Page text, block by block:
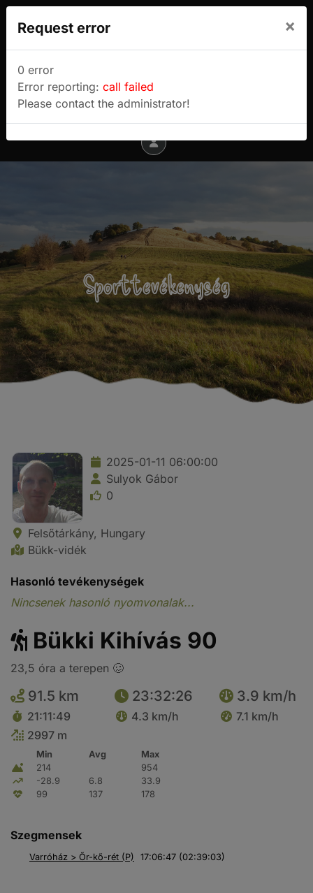
Sulyok Gábor túrablogja
Menu
Sporttevékenység
2025-01-11 06:00:00
Sulyok Gábor
0
Felsőtárkány, Hungary
Bükk-vidék
Hasonló tevékenységek
Nincsenek hasonló nyomvonalak...
Bükki Kihívás 90
23,5 óra a terepen 🥴
91.5 km 23:32:26 3.9 km/h
21:11:49 4.3 km/h
7.1 km/h
2997 m
Min Avg
Max
214
954
-28.9
6.8
33.9
99
137 178
Szegmensek
Varróház > Őr-kő-rét (P) 17:06:47 (02:39:03)
Request error ×
0 error
Error reporting: call failed
Please contact the administrator!